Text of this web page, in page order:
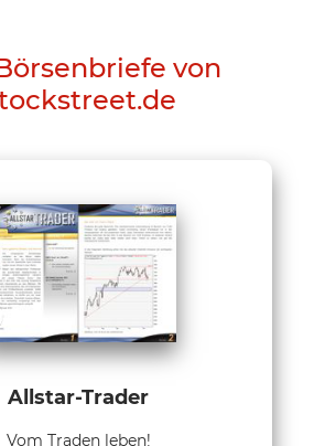
von
Allstar-Trader
Vom Traden leben!